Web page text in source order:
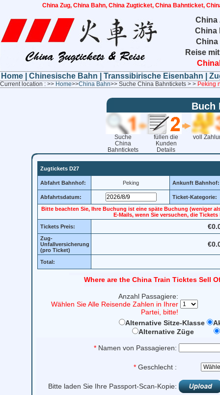
China Zug, China Bahn, China Zugticket, China Bahnticket,
China
China
China
Reise
Home
Chinesische Bahn Transsibirische Eisenbahn
Current location : >> Home>>China Bahn>> Suche China Bahntickets > > Peking
Buch
Suche
China
Bahntickets
füllen die
Kunden
Details
voll
Zugtickets D27
Abfahrt Bahnhof: Peking Ankunft Bahnhof:
Abfahrtsdatum:
Ticket-Kategorie:
Bitte beachten Sie, Ihre Buchung ist eine späte Buchung (weniger
E-Mails, wenn Sie versuchen, die
Tickets Preis:
Zug-
Unfallversicherung
(pro Ticket)
Total:
Where are the China Train Ticktes Sell
Anzahl Passagiere:
Wählen Sie Alle Reisende Zahlen in Ihrer
Partei, bitte!
Alternative Sitze-Klasse
Alternative Züge
* Namen von Passagieren:
* Geschlecht :
Bitte laden Sie Ihre Passport-Scan-Kopie: